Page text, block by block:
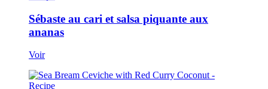
Sébaste au cari et salsa piquante aux
ananas
Voir